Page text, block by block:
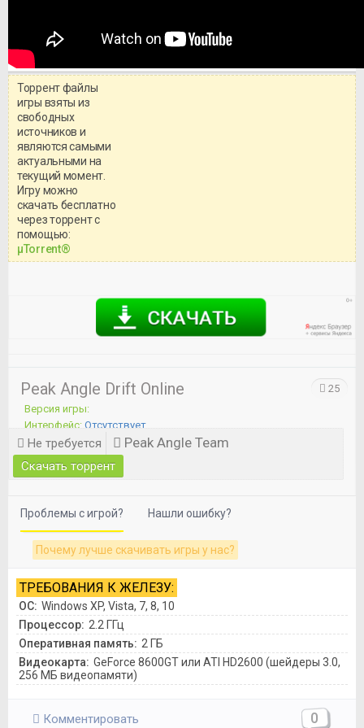
системными требованиями и
Торрент файлы
игры взяты из
свободных
источников и
являются самыми
актуальными на
текущий момент.
Игру можно
скачать бесплатно
через торрент с
помощью:
μTorrent®
Peak Angle Drift Online
Версия игры:
Интерфейс: Отсутствует
Озвучка:Не требуется
Не требуется Peak Angle Team
Скачать торрент
25
Проблемы с игрой? Нашли ошибку?
Почему лучше скачивать игры у нас?
ТРЕБОВАНИЯ К ЖЕЛЕЗУ:
ОС: Windows XP, Vista, 7, 8, 10
Процессор: 2.2 ГГц
Оперативная память: 2 ГБ
Видеокарта: GeForce 8600GT или ATI HD2600 (шейдеры 3.0,
256 МБ видеопамяти)
Комментировать 0